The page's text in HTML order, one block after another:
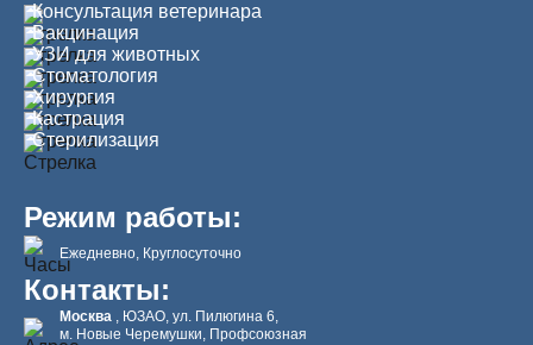
Консультация ветеринара
Вакцинация
УЗИ для животных
Стоматология
Хирургия
Кастрация
Стерилизация
Режим работы:
Ежедневно, Круглосуточно
Контакты:
Москва , ЮЗАО, ул. Пилюгина 6,
м. Новые Черемушки, Профсоюзная